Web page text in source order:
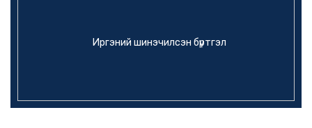
Иргэний шинэчилсэн бүртгэл